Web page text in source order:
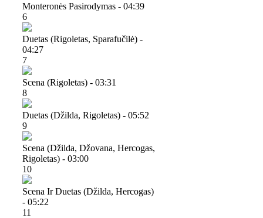
Monteronės Pasirodymas - 04:39
6
Duetas (rigoletas, Sparafučilė) -
04:27
7
Scena (rigoletas) - 03:31
8
Duetas (džilda, Rigoletas) - 05:52
9
Scena (džilda, Džovana, Hercogas,
Rigoletas) - 03:00
10
Scena Ir Duetas (džilda, Hercogas)
- 05:22
11